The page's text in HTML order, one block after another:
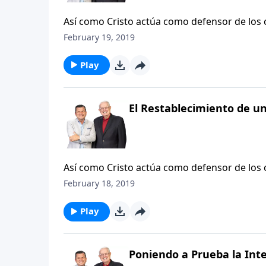
Así como Cristo actúa como defensor de
ante Filemón. La carta de Pablo a Filemón
Evangelio para trascender las barreras
recuerda acerca de la gracia.
February 19, 2019
Play
El Restablecimiento de
Así como Cristo actúa como defensor de
ante Filemón. La carta de Pablo a Filemón
Evangelio para trascender las barreras
recuerda acerca de la gracia.
February 18, 2019
Play
Poniendo a Prueba la